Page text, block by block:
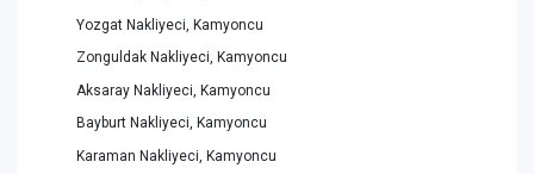
Yozgat Nakliyeci, Kamyoncu
Zonguldak Nakliyeci, Kamyoncu
Aksaray Nakliyeci, Kamyoncu
Bayburt Nakliyeci, Kamyoncu
Karaman Nakliyeci, Kamyoncu